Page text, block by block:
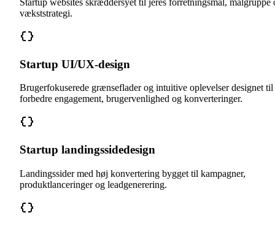
vækststrategi.
Startup UI/UX-design
Brugerfokuserede grænseflader og intuitive oplevelser designet til
forbedre engagement, brugervenlighed og konverteringer.
Startup landingssidedesign
Landingssider med høj konvertering bygget til kampagner,
produktlanceringer og leadgenerering.